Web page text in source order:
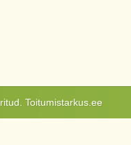
Toitumistarkus.ee